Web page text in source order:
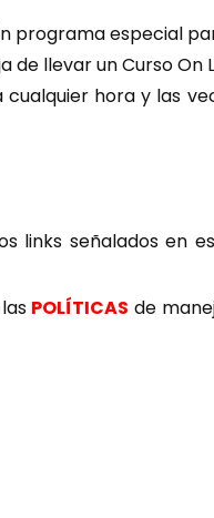
programa especial
llevar un Curso
cualquier hora y las
links señalados en
POLÍTICAS de